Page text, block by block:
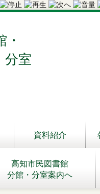
分室
資料紹介
高知市民図書館
分館・分室案内へ